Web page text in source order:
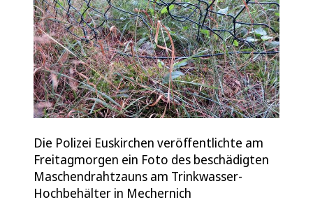
Die Polizei Euskirchen veröffentlichte am
Freitagmorgen ein Foto des beschädigten
Maschendrahtzauns am Trinkwasser-
Hochbehälter in Mechernich